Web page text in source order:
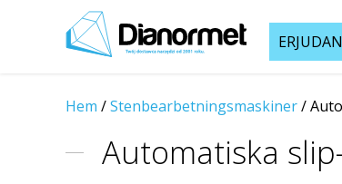
Hem /Stenbearbetningsmaskiner/
Automatiska